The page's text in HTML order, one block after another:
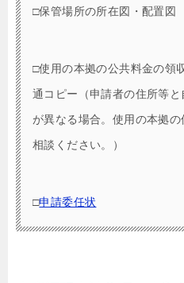
□保管場所の所在図・配置図
□使用の本拠の公共料金の領
通コピー（申請者の住所等
が異なる場合。使用の本拠
相談ください。）
□申請委任状